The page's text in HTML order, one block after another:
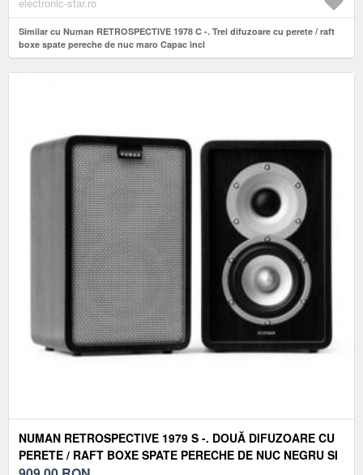
Similar cu Numan RETROSPECTIVE 1978 C -. Trei difuzoare cu perete / raft
boxe spate pereche de nuc maro Capac incl
NUMAN RETROSPECTIVE 1979 S -. DOUĂ DIFUZOARE CU
PERETE / RAFT BOXE SPATE PERECHE DE NUC NEGRU SI
GRICAPAC INCL